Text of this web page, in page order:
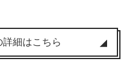
詳細はこちら